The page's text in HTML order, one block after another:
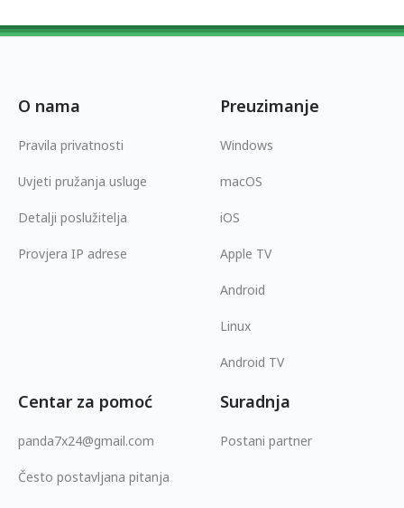
O nama
Pravila privatnosti
Uvjeti pružanja usluge
Detalji poslužitelja
Provjera IP adrese
Preuzimanje
Windows
macOS
iOS
Apple TV
Android
Linux
Android TV
Centar za pomoć
panda7x24@gmail.com
Često postavljana pitanja
Suradnja
Postani partner